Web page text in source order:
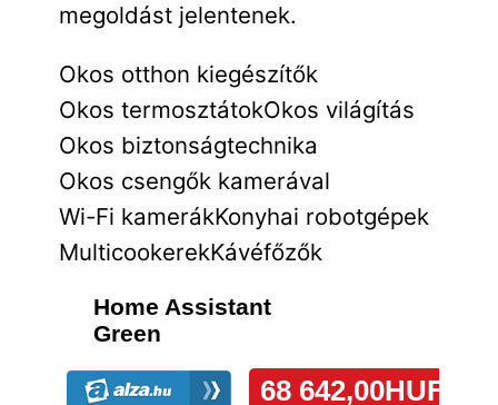
megoldást jelentenek.
Okos otthon kiegészítők
Okos termosztátokOkos világítás
Okos biztonságtechnika
Okos csengők kamerával
Wi-Fi kamerákKonyhai robotgépek
MulticookerekKávéfőzők